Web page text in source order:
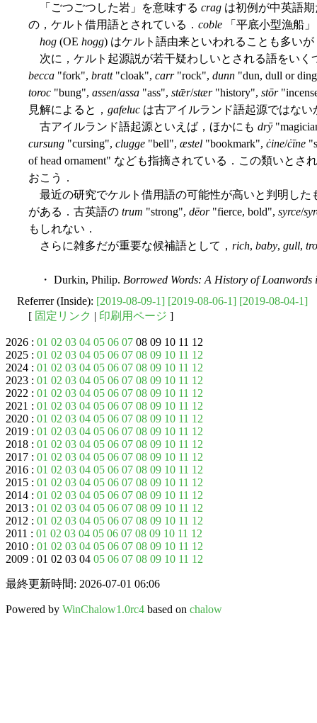
「ごつごつした岩」を意味する crag は初例が中英語
の，ケルト借用語とされている． coble 「平底小型漁船
hog (OE hogg) はケルト語由来といわれることも多い
次に，ケルト起源説が若干疑わしいとされる語をいく
becca "fork", bratt"cloak", carr"rock", dunn "dun, dull or
toroc "bung", assen/assa "ass", stǣr/stær"history", stōr
見解によると， gafeluc は古アイルランド語起源ではない
古アイルランド語起源といえば，ほかにも drȳ
cursung "cursing", clugge "bell", æstel "bookmark", ċine/ċīne
of head ornament" なども指摘されている．この類いとさ
おこう．
最近の研究でケルト借用語の可能性が高いと判明した
がある．古英語の trum "strong", dēor"fierce, bold", syrce/
もしれない．
さらに雑多だが重要な候補語として， rich, baby, gull,
・ Durkin, Philip. Borrowed Words: A History of Loanwords
Referrer (Inside): [2019-08-09-1] [2019-08-06-1] [2019-08-04-1]
[ 固定リンク | 印刷用ページ ]
2026 : 01 02 03 04 05 06 07 08 09 10 11 12
2025 : 01 02 03 04 05 06 07 08 09 10 11 12
2024 : 01 02 03 04 05 06 07 08 09 10 11 12
2023 : 01 02 03 04 05 06 07 08 09 10 11 12
2022 : 01 02 03 04 05 06 07 08 09 10 11 12
2021 : 01 02 03 04 05 06 07 08 09 10 11 12
2020 : 01 02 03 04 05 06 07 08 09 10 11 12
2019 : 01 02 03 04 05 06 07 08 09 10 11 12
2018 : 01 02 03 04 05 06 07 08 09 10 11 12
2017 : 01 02 03 04 05 06 07 08 09 10 11 12
2016 : 01 02 03 04 05 06 07 08 09 10 11 12
2015 : 01 02 03 04 05 06 07 08 09 10 11 12
2014 : 01 02 03 04 05 06 07 08 09 10 11 12
2013 : 01 02 03 04 05 06 07 08 09 10 11 12
2012 : 01 02 03 04 05 06 07 08 09 10 11 12
2011 : 01 02 03 04 05 06 07 08 09 10 11 12
2010 : 01 02 03 04 05 06 07 08 09 10 11 12
2009 : 01 02 03 04 05 06 07 08 09 10 11 12
最終更新時間: 2026-07-01 06:06
Powered by WinChalow1.0rc4 based on chalow